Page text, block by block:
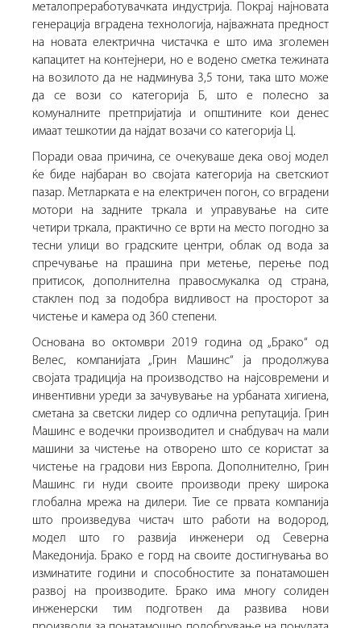
металопреработувачката индустрија. Покрај најновата
генерација вградена технологија, најважната предност
на новата електрична чистачка е што има зголемен
капацитет на контејнери, но е водено сметка тежината
на возилото да не надминува 3,5 тони, така што може
да се вози со категорија Б, што е полесно за
комуналните претпријатија и општините кои денес
имаат тешкотии да најдат возачи со категорија Ц.
Поради оваа причина, се очекуваше дека овој модел
ќе биде најбаран во својата категорија на светскиот
пазар. Метларката е на електричен погон, со вградени
мотори на задните тркала и управување на сите
четири тркала, практично се врти на место погодно за
тесни улици во градските центри, облак од вода за
спречување на прашина при метење, перење под
притисок, дополнителна правосмукалка од страна,
стаклен под за подобра видливост на просторот за
чистење и камера од 360 степени.
Основана во октомври 2019 година од „Брако“ од
Велес, компанијата „Грин Машинс“ ја продолжува
својата традиција на производство на најсовремени и
инвентивни уреди за зачувување на урбаната хигиена,
сметана за светски лидер со одлична репутација. Грин
Машинс е водечки производител и снабдувач на мали
машини за чистење на отворено што се користат за
чистење на градови низ Европа. Дополнително, Грин
Машинс ги нуди своите производи преку широка
глобална мрежа на дилери.
Тие се првата компанија
што произведува чистач што работи на водород,
модел што го развија инженери од Северна
Македонија. Брако е горд на своите достигнувања во
изминатите години и способностите за понатамошен
развој на производите.
Брако има многу солиден
инженерски тим подготвен да развива нови